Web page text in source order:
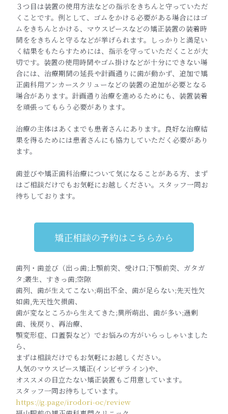
３つ目は装置の使用方法などの指示をきちんと守っていただ
くことです。例として、ゴムをかける必要がある場合にはゴ
ムをきちんとかける、マウスピースなどの矯正装置の装着時
間ををきちんと守るなどが挙げられます。しっかりと満足い
く結果をもたらすためには、指示を守っていただくことが大
切です。装置の使用時間やゴム掛けなどが十分にできない場
合には、治療期間の延長や計画通りに歯が動かず、追加で矯
正歯科用アンカースクリューなどの装置の追加が必要となる
場合があります。計画通り治療を進めるためにも、装置装着
を頑張ってもらう必要があります。
治療の主体はあくまでも患者さんにあります。良好な治療結
果を得るためには患者さんにも協力していただく必要があり
ます。
歯並びや矯正歯科治療について気になることがある方、まず
はご相談だけでもお気軽にお越しください。スタッフ一同お
待ちしております。
矯正相談の予約はこちらから
歯列・歯並び（出っ歯;上顎前突、受け口;下顎前突、ガタガ
タ;叢生、すきっ歯;空隙
歯列、歯が生えてこない;萌出不全、歯が足らない;先天性欠
如歯,先天性欠損歯、
歯が変なところから生えてきた;異所萌出、歯が多い;過剰
歯、後戻り、再治療、
顎変形症、口蓋裂など）でお悩みの方がいらっしゃいました
ら、
まずは相談だけでもお気軽にお越しください。
人気のマウスピース矯正(インビザライン)や、
オススメの目立たない矯正装置もご用意しています。
スタッフ一同お待ちしています。
https://g.page/irodori-oc/review